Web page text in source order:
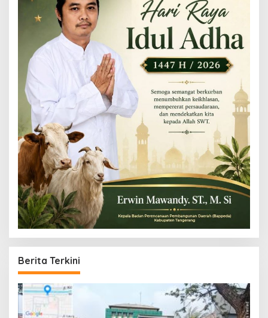
Berita Terkini